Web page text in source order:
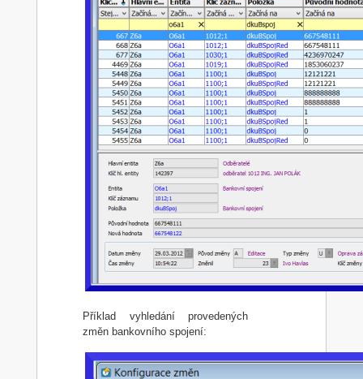
Příklad vyhledání provedených
změn bankovního spojení: